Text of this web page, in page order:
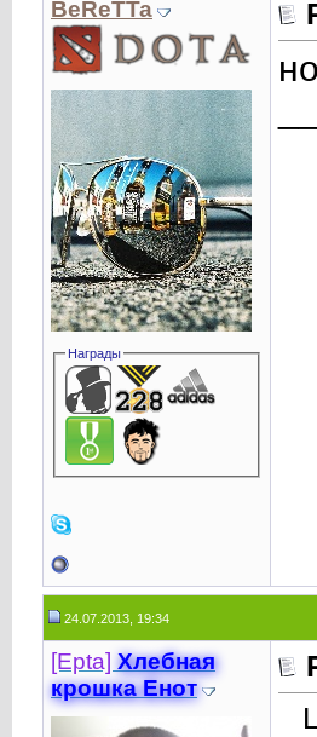
BeReTTa
Награды
24.07.2013, 19:34
[Epta] Хлебная
крошкa Енот